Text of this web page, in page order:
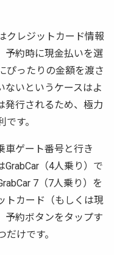
クレジットカード情報
予約時に現金払いを選
ぴったりの金額を渡さ
ないというケースはよ
発行されるため、極力
す。
車ゲート番号と行き
（4人乗り）で
7（7人乗り）を
トカード（もしくは現
予約ボタンをタップす
けです。